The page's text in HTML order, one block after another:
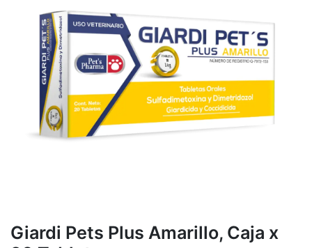
Giardi Pets Plus Amarillo, Caja x